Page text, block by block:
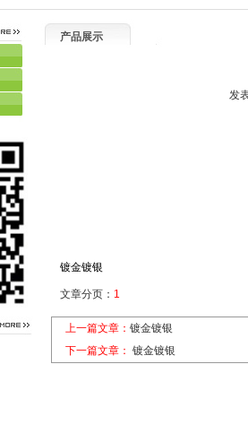
产品展示
发
镀金镀银
文章分页： 1
上一篇文章： 镀金镀银
下一篇文章： 镀金镀银